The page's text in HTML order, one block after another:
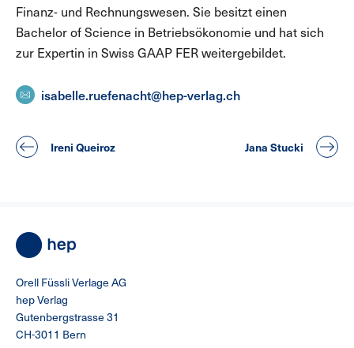
Finanz- und Rechnungswesen. Sie besitzt einen
Bachelor of Science in Betriebsökonomie und hat sich
zur Expertin in Swiss GAAP FER weitergebildet.
isabelle.ruefenacht@hep-verlag.ch
Ireni Queiroz Jana Stucki
Orell Füssli Verlage AG
hep Verlag
Gutenbergstrasse 31
CH-3011 Bern